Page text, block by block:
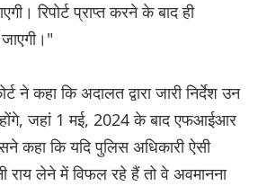
रिपोर्ट प्राप्त करने के बाद ही
ने कहा कि अदालत द्वारा जारी निर्देश उन
होंगे, जहां 1 मई, 2024 के बाद एफआईआर
कहा कि यदि पुलिस अधिकारी ऐसी
लेने में विफल रहे हैं तो वे अवमानना